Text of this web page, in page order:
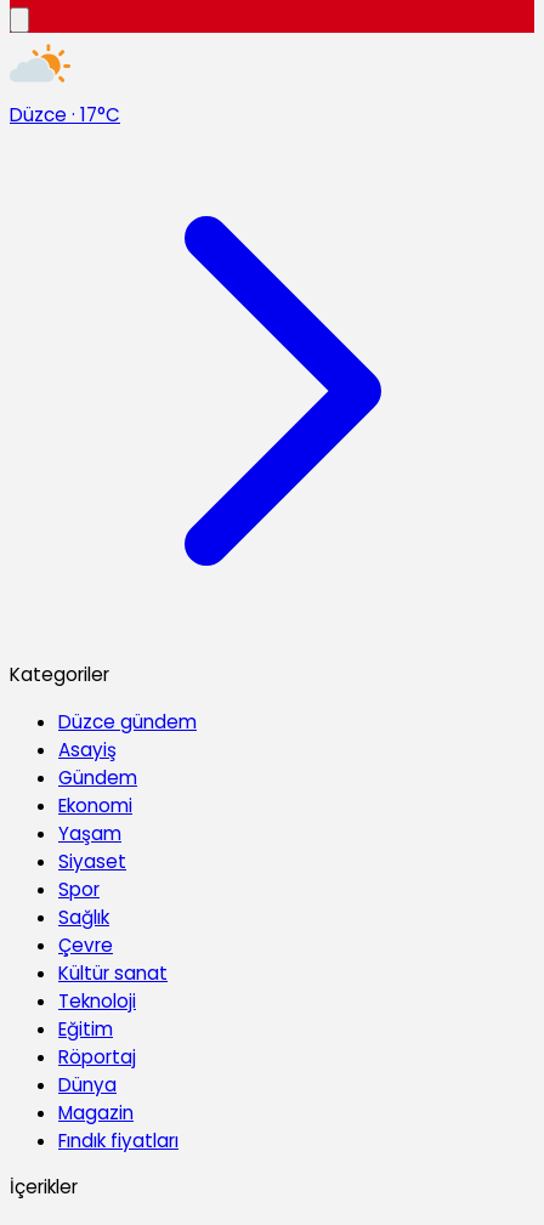
Düzce · 17°C
Kategoriler
Düzce gündem
Asayiş
Gündem
Ekonomi
Yaşam
Siyaset
Spor
Sağlık
Çevre
Kültür sanat
Teknoloji
Eğitim
Röportaj
Dünya
Magazin
Fındık fiyatları
İçerikler